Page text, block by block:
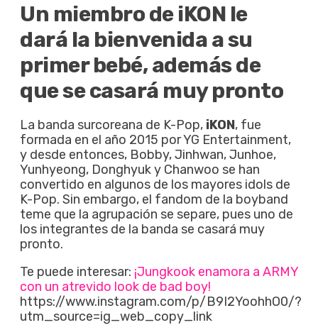
Un miembro de iKON le
dará la bienvenida a su
primer bebé, además de
que se casará muy pronto
La banda surcoreana de K-Pop, iKON, fue
formada en el año 2015 por YG Entertainment,
y desde entonces, Bobby, Jinhwan, Junhoe,
Yunhyeong, Donghyuk y Chanwoo se han
convertido en algunos de los mayores idols de
K-Pop. Sin embargo, el fandom de la boyband
teme que la agrupación se separe, pues uno de
los integrantes de la banda se casará muy
pronto.
Te puede interesar: ¡Jungkook enamora a ARMY
con un atrevido look de bad boy!
https://www.instagram.com/p/B9I2YoohhO0/?
utm_source=ig_web_copy_link